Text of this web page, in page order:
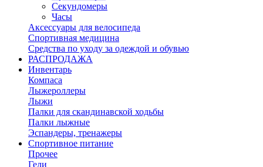
Секундомеры
Часы
Аксессуары для велосипеда
Спортивная медицина
Средства по уходу за одеждой и обувью
РАСПРОДАЖА
Инвентарь
Компаса
Лыжероллеры
Лыжи
Палки для скандинавской ходьбы
Палки лыжные
Эспандеры, тренажеры
Спортивное питание
Прочее
Гели